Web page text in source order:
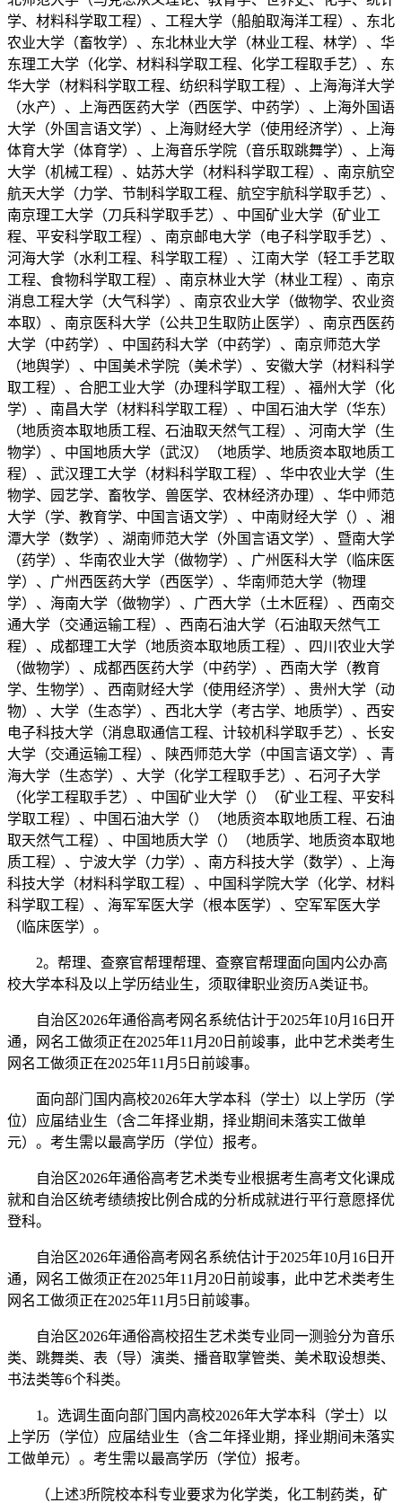
学、材料科学取工程）、工程大学（船舶取海洋工程）、东北
农业大学（畜牧学）、东北林业大学（林业工程、林学）、华
东理工大学（化学、材料科学取工程、化学工程取手艺）、东
华大学（材料科学取工程、纺织科学取工程）、上海海洋大学
（水产）、上海西医药大学（西医学、中药学）、上海外国语
大学（外国言语文学）、上海财经大学（使用经济学）、上海
体育大学（体育学）、上海音乐学院（音乐取跳舞学）、上海
大学（机械工程）、姑苏大学（材料科学取工程）、南京航空
航天大学（力学、节制科学取工程、航空宇航科学取手艺）、
南京理工大学（刀兵科学取手艺）、中国矿业大学（矿业工
程、平安科学取工程）、南京邮电大学（电子科学取手艺）、
河海大学（水利工程、科学取工程）、江南大学（轻工手艺取
工程、食物科学取工程）、南京林业大学（林业工程）、南京
消息工程大学（大气科学）、南京农业大学（做物学、农业资
本取）、南京医科大学（公共卫生取防止医学）、南京西医药
大学（中药学）、中国药科大学（中药学）、南京师范大学
（地舆学）、中国美术学院（美术学）、安徽大学（材料科学
取工程）、合肥工业大学（办理科学取工程）、福州大学（化
学）、南昌大学（材料科学取工程）、中国石油大学（华东）
（地质资本取地质工程、石油取天然气工程）、河南大学（生
物学）、中国地质大学（武汉）（地质学、地质资本取地质工
程）、武汉理工大学（材料科学取工程）、华中农业大学（生
物学、园艺学、畜牧学、兽医学、农林经济办理）、华中师范
大学（学、教育学、中国言语文学）、中南财经大学（）、湘
潭大学（数学）、湖南师范大学（外国言语文学）、暨南大学
（药学）、华南农业大学（做物学）、广州医科大学（临床医
学）、广州西医药大学（西医学）、华南师范大学（物理
学）、海南大学（做物学）、广西大学（土木匠程）、西南交
通大学（交通运输工程）、西南石油大学（石油取天然气工
程）、成都理工大学（地质资本取地质工程）、四川农业大学
（做物学）、成都西医药大学（中药学）、西南大学（教育
学、生物学）、西南财经大学（使用经济学）、贵州大学（动
物）、大学（生态学）、西北大学（考古学、地质学）、西安
电子科技大学（消息取通信工程、计较机科学取手艺）、长安
大学（交通运输工程）、陕西师范大学（中国言语文学）、青
海大学（生态学）、大学（化学工程取手艺）、石河子大学
（化学工程取手艺）、中国矿业大学（）（矿业工程、平安科
学取工程）、中国石油大学（）（地质资本取地质工程、石油
取天然气工程）、中国地质大学（）（地质学、地质资本取地
质工程）、宁波大学（力学）、南方科技大学（数学）、上海
科技大学（材料科学取工程）、中国科学院大学（化学、材料
科学取工程）、海军军医大学（根本医学）、空军军医大学
（临床医学）。
2。帮理、查察官帮理帮理、查察官帮理面向国内公办高
校大学本科及以上学历结业生，须取律职业资历A类证书。
自治区2026年通俗高考网名系统估计于2025年10月16日开
通，网名工做须正在2025年11月20日前竣事，此中艺术类考生
网名工做须正在2025年11月5日前竣事。
面向部门国内高校2026年大学本科（学士）以上学历（学
位）应届结业生（含二年择业期，择业期间未落实工做单
元）。考生需以最高学历（学位）报考。
自治区2026年通俗高考艺术类专业根据考生高考文化课成
就和自治区统考绩绩按比例合成的分析成就进行平行意愿择优
登科。
自治区2026年通俗高考网名系统估计于2025年10月16日开
通，网名工做须正在2025年11月20日前竣事，此中艺术类考生
网名工做须正在2025年11月5日前竣事。
自治区2026年通俗高校招生艺术类专业同一测验分为音乐
类、跳舞类、表（导）演类、播音取掌管类、美术取设想类、
书法类等6个科类。
1。选调生面向部门国内高校2026年大学本科（学士）以
上学历（学位）应届结业生（含二年择业期，择业期间未落实
工做单元）。考生需以最高学历（学位）报考。
（上述3所院校本科专业要求为化学类，化工制药类，矿